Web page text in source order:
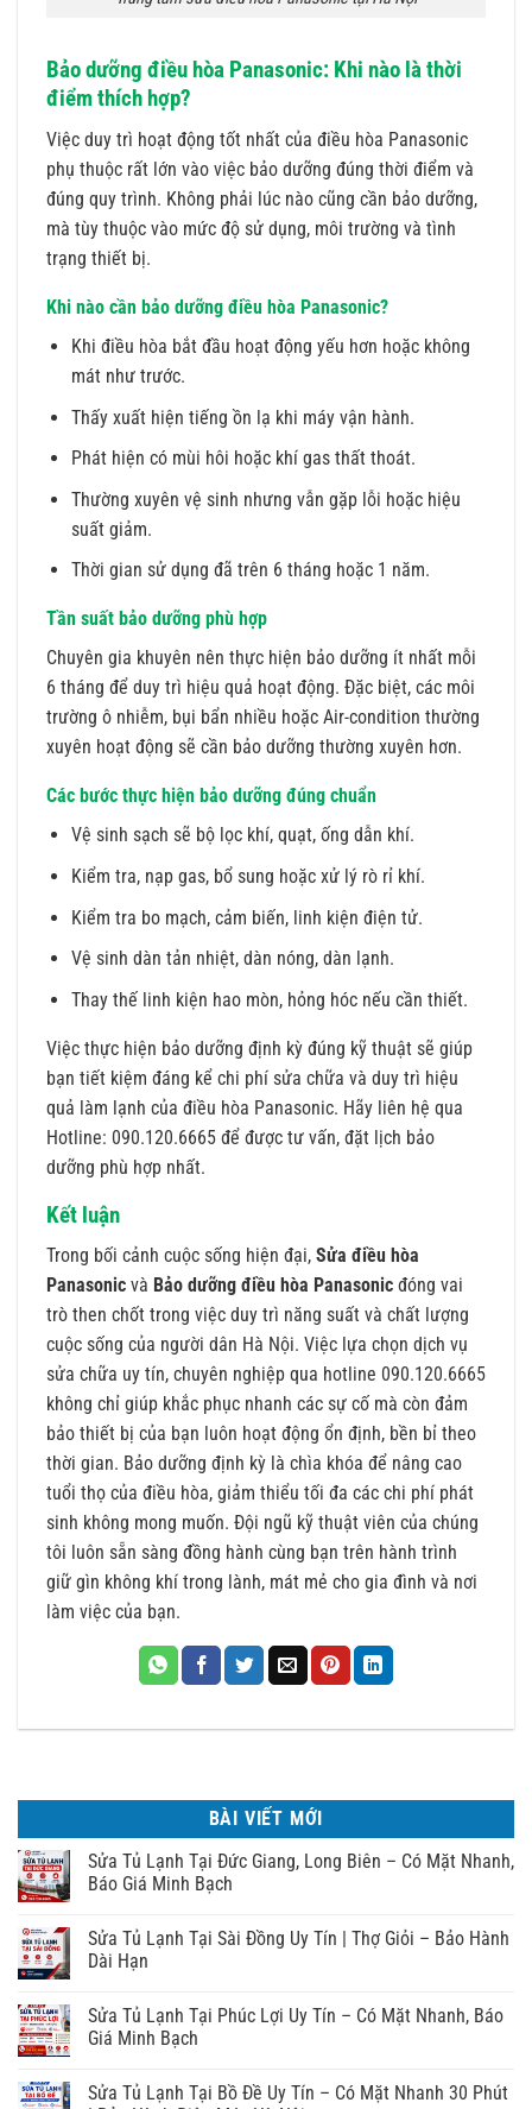
Bảo dưỡng điều hòa Panasonic: Khi nào là thời
điểm thích hợp?
Việc duy trì hoạt động tốt nhất của điều hòa Panasonic
phụ thuộc rất lớn vào việc bảo dưỡng đúng thời điểm và
đúng quy trình. Không phải lúc nào cũng cần bảo dưỡng,
mà tùy thuộc vào mức độ sử dụng, môi trường và tình
trạng thiết bị.
Khi nào cần bảo dưỡng điều hòa Panasonic?
Khi điều hòa bắt đầu hoạt động yếu hơn hoặc không
mát như trước.
Thấy xuất hiện tiếng ồn lạ khi máy vận hành.
Phát hiện có mùi hôi hoặc khí gas thất thoát.
Thường xuyên vệ sinh nhưng vẫn gặp lỗi hoặc hiệu
suất giảm.
Thời gian sử dụng đã trên 6 tháng hoặc 1 năm.
Tần suất bảo dưỡng phù hợp
Chuyên gia khuyên nên thực hiện bảo dưỡng ít nhất mỗi
6 tháng để duy trì hiệu quả hoạt động. Đặc biệt, các môi
trường ô nhiễm, bụi bẩn nhiều hoặc Air-condition thường
xuyên hoạt động sẽ cần bảo dưỡng thường xuyên hơn.
Các bước thực hiện bảo dưỡng đúng chuẩn
Vệ sinh sạch sẽ bộ lọc khí, quạt, ống dẫn khí.
Kiểm tra, nạp gas, bổ sung hoặc xử lý rò rỉ khí.
Kiểm tra bo mạch, cảm biến, linh kiện điện tử.
Vệ sinh dàn tản nhiệt, dàn nóng, dàn lạnh.
Thay thế linh kiện hao mòn, hỏng hóc nếu cần thiết.
Việc thực hiện bảo dưỡng định kỳ đúng kỹ thuật sẽ giúp
bạn tiết kiệm đáng kể chi phí sửa chữa và duy trì hiệu
quả làm lạnh của điều hòa Panasonic. Hãy liên hệ qua
Hotline: 090.120.6665 để được tư vấn, đặt lịch bảo
dưỡng phù hợp nhất.
Kết luận
Trong bối cảnh cuộc sống hiện đại, Sửa điều hòa
Panasonic và Bảo dưỡng điều hòa Panasonic đóng vai
trò then chốt trong việc duy trì năng suất và chất lượng
cuộc sống của người dân Hà Nội. Việc lựa chọn dịch vụ
sửa chữa uy tín, chuyên nghiệp qua hotline 090.120.6665
không chỉ giúp khắc phục nhanh các sự cố mà còn đảm
bảo thiết bị của bạn luôn hoạt động ổn định, bền bỉ theo
thời gian. Bảo dưỡng định kỳ là chìa khóa để nâng cao
tuổi thọ của điều hòa, giảm thiểu tối đa các chi phí phát
sinh không mong muốn. Đội ngũ kỹ thuật viên của chúng
tôi luôn sẵn sàng đồng hành cùng bạn trên hành trình
giữ gìn không khí trong lành, mát mẻ cho gia đình và nơi
làm việc của bạn.
BÀI VIẾT MỚI
Sửa Tủ Lạnh Tại Đức Giang, Long Biên – Có Mặt Nhanh,
Báo Giá Minh Bạch
Sửa Tủ Lạnh Tại Sài Đồng Uy Tín | Thợ Giỏi – Bảo Hành
Dài Hạn
Sửa Tủ Lạnh Tại Phúc Lợi Uy Tín – Có Mặt Nhanh, Báo
Giá Minh Bạch
Sửa Tủ Lạnh Tại Bồ Đề Uy Tín – Có Mặt Nhanh 30 Phút